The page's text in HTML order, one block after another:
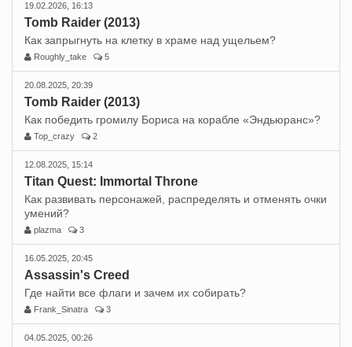
19.02.2026, 16:13
Tomb Raider (2013)
Как запрыгнуть на клетку в храме над ущельем?
Roughly_take 5
20.08.2025, 20:39
Tomb Raider (2013)
Как победить громилу Бориса на корабле «Эндьюранс»?
Top_crazy 2
12.08.2025, 15:14
Titan Quest: Immortal Throne
Как развивать персонажей, распределять и отменять очки
умений?
plazma 3
16.05.2025, 20:45
Assassin's Creed
Где найти все флаги и зачем их собирать?
Frank_Sinatra 3
04.05.2025, 00:26